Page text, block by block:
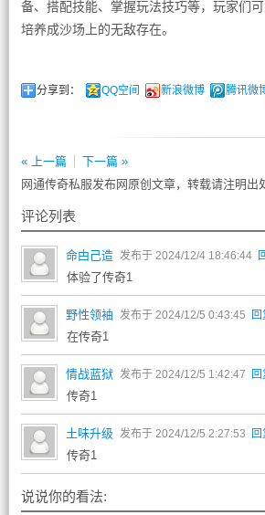
备、搭配技能、掌握玩法技巧等，玩家们
培养成沙场上的无敌存在。
分享到： QQ空间 新浪微博 腾讯微
« 上一篇
下一篇 »
网通传奇私服发布网原创文章，转载请注明出
评论列表
命甴己造 发布于 2024/12/4 18:46:44
体验了传奇1
野性领袖 发布于 2024/12/5 0:43:45
在传奇1
情战蓝狱 发布于 2024/12/5 1:42:47
传奇1
土味升级 发布于 2024/12/5 2:27:53
传奇1
说说你的看法: